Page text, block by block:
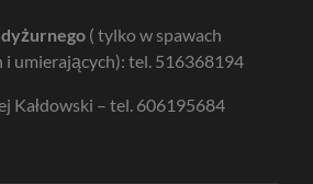
( tylko w spawach
i umierających): tel. 516368194
Kałdowski – tel. 606195684